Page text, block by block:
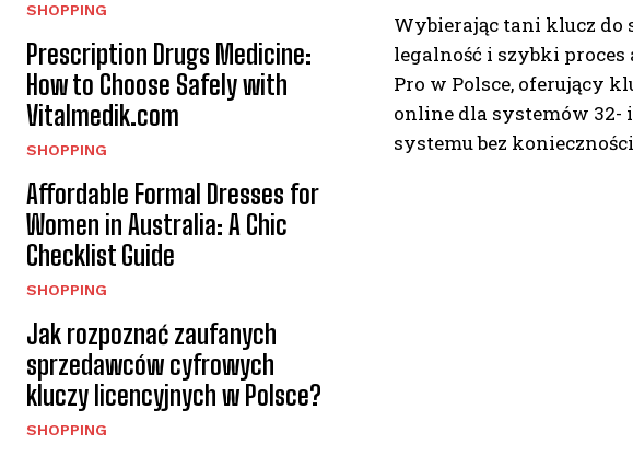
SHOPPING
Prescription Drugs Medicine:
How to Choose Safely with
Vitalmedik.com
SHOPPING
Affordable Formal Dresses for
Women in Australia: A Chic
Checklist Guide
SHOPPING
Jak rozpoznać zaufanych
sprzedawców cyfrowych
kluczy licencyjnych w Polsce?
SHOPPING
Wybierając tani klucz do
legalność i szybki
Pro w Polsce, oferujący
online dla systemów 32-
systemu bez